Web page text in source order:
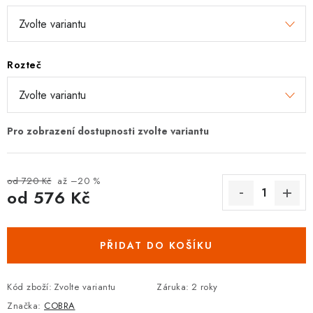
SPECIÁLNÍ KOVÁNÍ
DOPLŇKY KE DVEŘÍM
PRO POSUVNÉ DVEŘE
POKLADNIČKY NA ZÁMEK
ZNAČKY
Rozteč
od 720 Kč až –20 %
od 576 Kč
PŘIDAT DO KOŠÍKU
Kód zboží: Zvolte variantu Záruka: 2 roky
Značka: COBRA